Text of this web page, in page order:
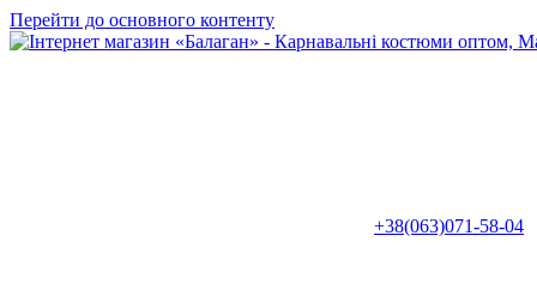
Перейти до основного контенту
+38(063)071-58-04